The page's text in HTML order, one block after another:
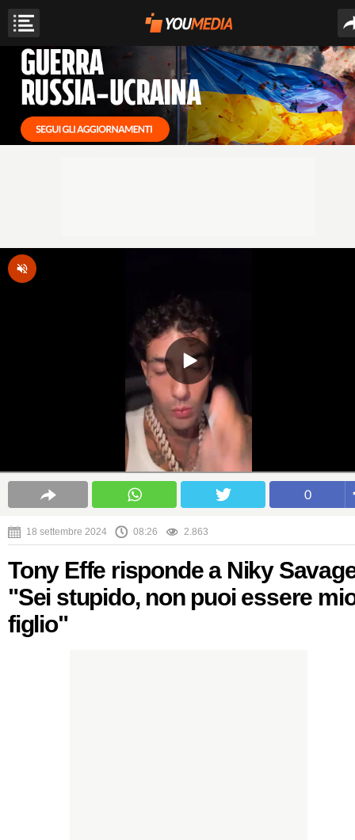
0
18 settembre 2024 08:26 2.863
Tony Effe risponde a Niky
"Sei stupido, non puoi essere
figlio"